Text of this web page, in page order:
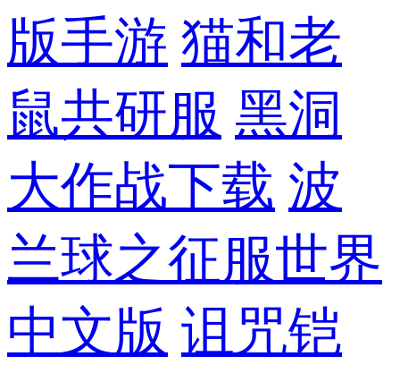
版手游 猫和老
鼠共研服 黑洞
大作战下载 波
兰球之征服世界
中文版 诅咒铠